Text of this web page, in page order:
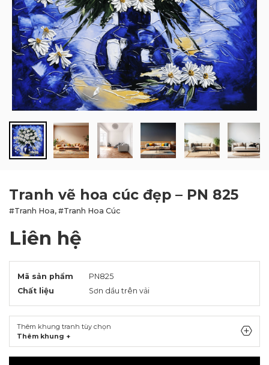
TRANH HOA
TRANH SƠN DẦU
BLOG
LIÊN HỆ
Tranh vẽ hoa cúc đẹp – PN 825
#Tranh Hoa, #Tranh Hoa Cúc
Liên hệ
Mã sản phẩm
PN825
Chất liệu
Sơn dầu trên vải
Thêm khung tranh tùy chọn
Thêm khung +